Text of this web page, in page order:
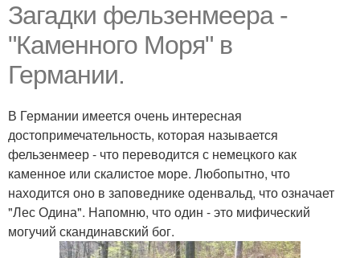
Загадки фельзенмеера -
"Каменного Моря" в
Германии.
В Германии имеется очень интересная
достопримечательность, которая называется
фельзенмеер - что переводится с немецкого как
каменное или скалистое море. Любопытно, что
находится оно в заповеднике оденвальд, что означает
"Лес Одина". Напомню, что один - это мифический
могучий скандинавский бог.